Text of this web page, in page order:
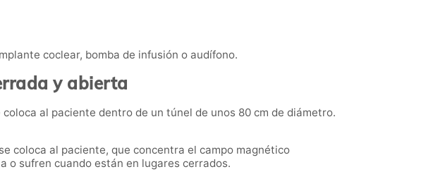
coclear, bomba de infusión o audífono.
y abierta
coloca al paciente dentro de un túnel de unos 80 cm de diámetro.
coloca al paciente, que concentra el campo magnético
o sufren cuando están en lugares cerrados.